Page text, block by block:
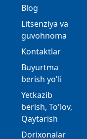
Blog
Litsenziya va
guvohnoma
Kontaktlar
Buyurtma
berish yo'li
Yetkazib
berish, To'lov,
Qaytarish
Dorixonalar